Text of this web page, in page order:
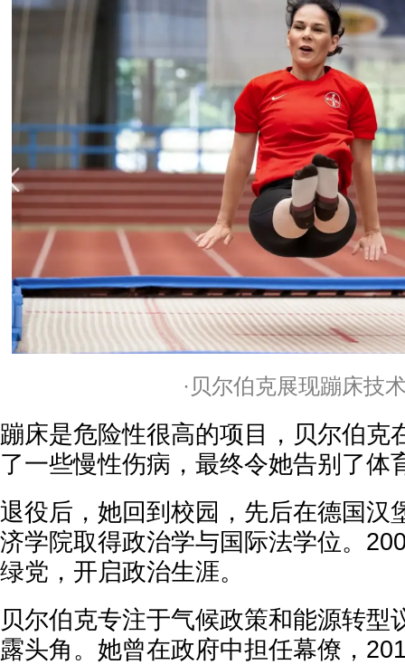
·贝尔伯克展现蹦床技
蹦床是危险性很高的项目，贝尔伯克
了一些慢性伤病，最终令她告别了体
退役后，她回到校园，先后在德国汉
济学院取得政治学与国际法学位。
绿党，开启政治生涯。
贝尔伯克专注于气候政策和能源转型
露头角。她曾在政府中担任幕僚，